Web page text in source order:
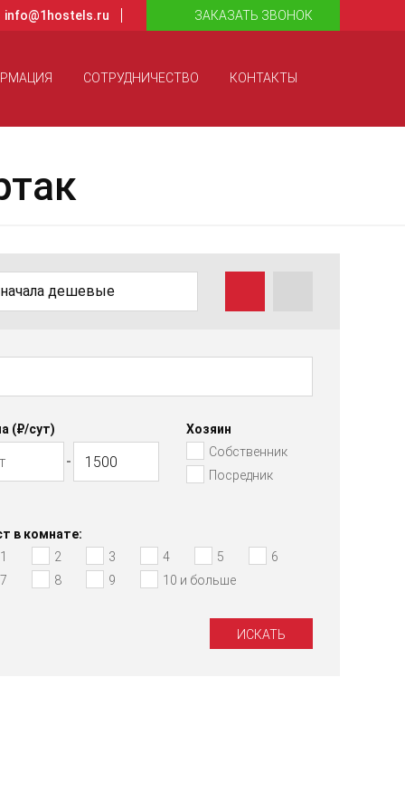
info@1hostels.ru ЗАКАЗАТЬ ЗВОНОК
СОТРУДНИЧЕСТВО КОНТАКТЫ
дешевые
(₽/cут)
Хозяин
Собственник
Посредник
в комнате:
1
2 3 4 5
6
7
8 9 10 и больше